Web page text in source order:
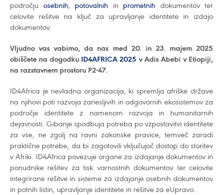
področju osebnih, potovalnih in prometnih dokumentov ter
celovite rešitve na ključ za upravljanje identitete in izdajo
dokumentov.
Vljudno vas vabimo, da nas med 20. in 23. majem 2025
obiščete na dogodku ID4AFRICA 2025 v Adis Abebi v Etiopiji,
na razstavnem prostoru P2-47.
ID4Africa je nevladna organizacija, ki spremlja afriške države
na njihovi poti razvoja zanesljivih in odgovornih ekosistemov za
področje identitete z namenom razvoja in humanitarnih
dejavnosti. Gibanje spodbuja potreba po vzpostavitvi identitete
za vse, ne zgolj na ravni zakonske pravice, temveč zaradi
praktične potrebe, da bi zagotovili vključujoč dostop do storitev
v Afriki. ID4Africa povezuje organe za izdajanje dokumentov in
ponudnike rešitev za tisk varnostnih dokumentov ter celovite
integrirane rešitve in sisteme za izdajanje osebnih dokumentov
in potnih listin, upravljanje identitete in rešitve za eUpravo.